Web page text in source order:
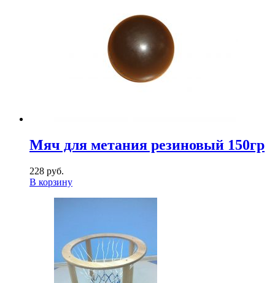
Мяч для метания резиновый 150гр
228 руб.
В корзину